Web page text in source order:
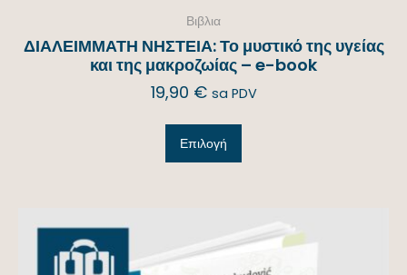
Βιβλια
ΔΙΑΛΕΙΜΜΑΤΗ ΝΗΣΤΕΙΑ: Το μυστικό της υγείας
και της μακροζωίας – e-book
19,90 € sa PDV
Επιλογή